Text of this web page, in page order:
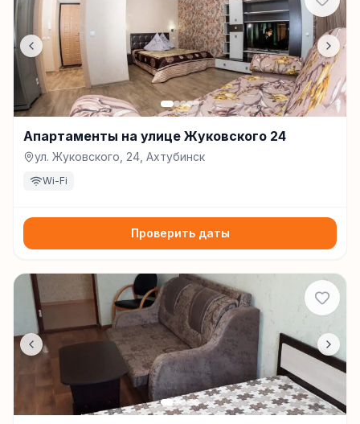
Апартаменты на улице Жуковского 24
ул. Жуковского, 24, Ахтубинск
Wi-Fi
Проверить даты